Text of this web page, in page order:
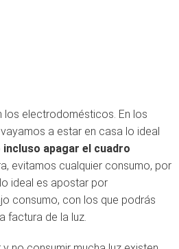
electrodomésticos. En los
a estar en casa lo ideal
apagar el cuadro
evitamos cualquier consumo, por
ideal es apostar por
consumo, con los que podrás
factura de la luz.